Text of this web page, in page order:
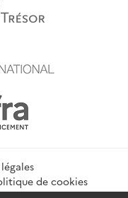
de cookies